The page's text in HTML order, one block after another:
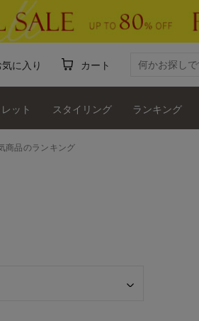
気に入り カート
ット スタイリング ランキング
商品のランキング